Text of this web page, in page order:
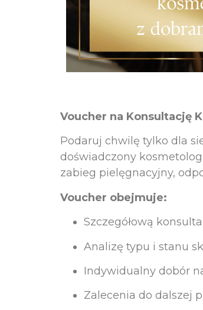
Voucher na Konsultację
Podaruj chwilę tylko dla
doświadczony
zabieg pielęgnacyjny,
Voucher obejmuje:
Szczegółową
Analizę typu i stanu
Indywidualny dobór
Zalecenia do dalszej